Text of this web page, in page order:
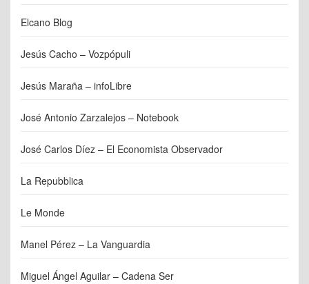
Elcano Blog
Jesús Cacho – Vozpópuli
Jesús Maraña – infoLibre
José Antonio Zarzalejos – Notebook
José Carlos Díez – El Economista Observador
La Repubblica
Le Monde
Manel Pérez – La Vanguardia
Miguel Ángel Aguilar – Cadena Ser